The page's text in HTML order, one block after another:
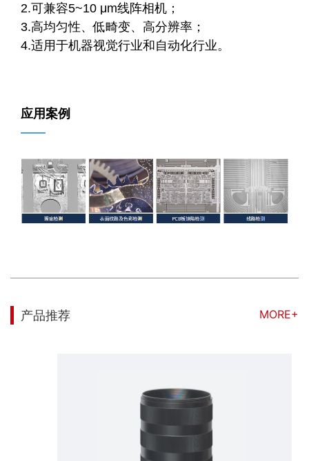
2.可兼容5~10 μm线阵相机；
3.高均匀性、低畸变、高分辨率；
4.适用于机器视觉行业和自动化行业。
应用案例
——
产品推荐 MORE+